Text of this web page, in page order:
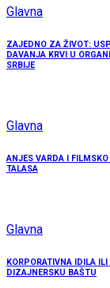
Glavna
ZAJEDNO ZA ŽIVOT:
DAVANJA KRVI U
SRBIJE
Glavna
ANJES VARDA I
TALASA
Glavna
KORPORATIVNA IDILA
DIZAJNERSKU BAŠTU